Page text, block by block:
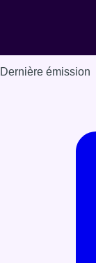
Dernière émission